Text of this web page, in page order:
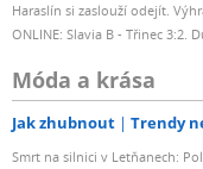
Haraslín si zaslouží odejít.
ONLINE: Slavia B - Třinec 3:2.
Móda a krása
Jak zhubnout Trendy
Smrt na silnici v Letňanech: